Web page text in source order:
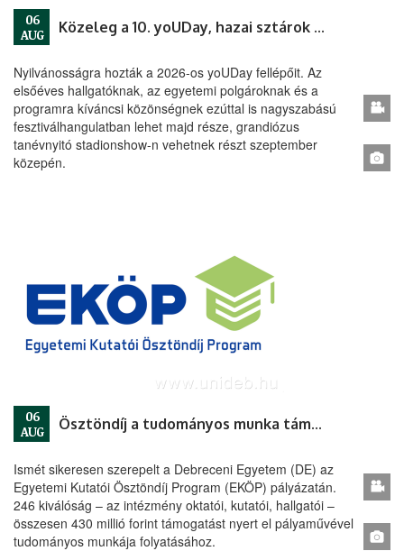
06
AUG
Közeleg a 10. yoUDay, hazai sztárok a láthatáron
Nyilvánosságra hozták a 2026-os yoUDay fellépőit. Az
elsőéves hallgatóknak, az egyetemi polgároknak és a
programra kíváncsi közönségnek ezúttal is nagyszabású
fesztiválhangulatban lehet majd része, grandiózus
tanévnyitó stadionshow-n vehetnek részt szeptember
közepén.
06
AUG
Ösztöndíj a tudományos munka támogatására
Ismét sikeresen szerepelt a Debreceni Egyetem (DE) az
Egyetemi Kutatói Ösztöndíj Program (EKÖP) pályázatán.
246 kiválóság – az intézmény oktatói, kutatói, hallgatói –
összesen 430 millió forint támogatást nyert el pályaművével
tudományos munkája folyatásához.